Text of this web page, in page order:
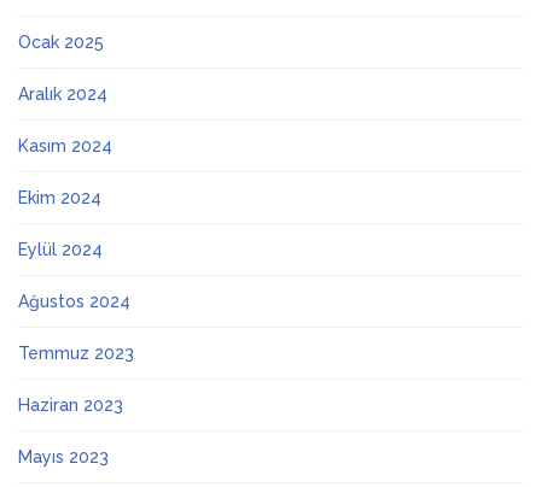
Ocak 2025
Aralık 2024
Kasım 2024
Ekim 2024
Eylül 2024
Ağustos 2024
Temmuz 2023
Haziran 2023
Mayıs 2023